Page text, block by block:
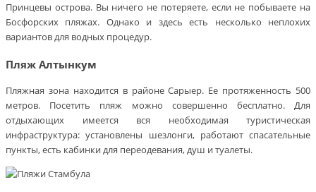
Принцевы острова. Вы ничего не потеряете, если не побываете на
Босфорских пляжах. Однако и здесь есть несколько неплохих
вариантов для водных процедур.
Пляж Алтынкум
Пляжная зона находится в районе Сарыер. Ее протяженность 500
метров. Посетить пляж можно совершенно бесплатно. Для
отдыхающих имеется вся необходимая туристическая
инфраструктура: установлены шезлонги, работают спасательные
пункты, есть кабинки для переодевания, душ и туалеты.